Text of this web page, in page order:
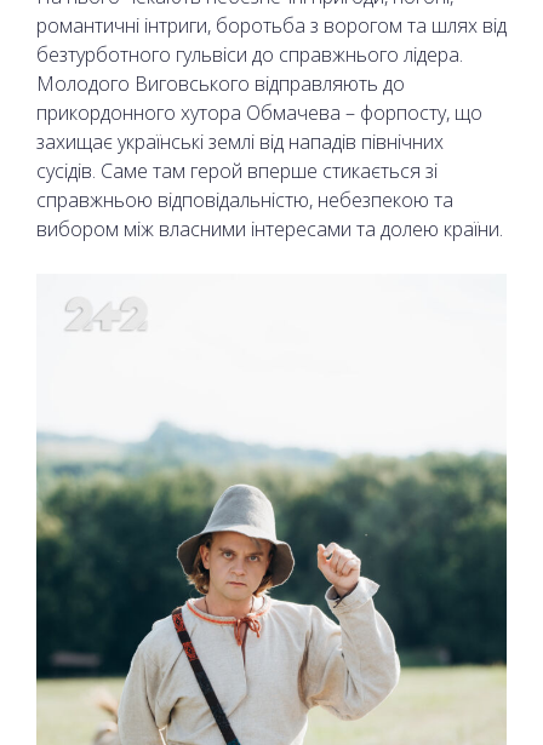
романтичні інтриги, боротьба з ворогом та шлях від
безтурботного гульвіси до справжнього лідера.
Молодого Виговського відправляють до
прикордонного хутора Обмачева – форпосту, що
захищає українські землі від нападів північних
сусідів. Саме там герой вперше стикається зі
справжньою відповідальністю, небезпекою та
вибором між власними інтересами та долею країни.